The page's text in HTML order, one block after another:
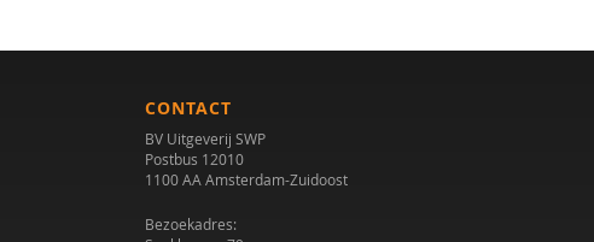
CONTACT
BV Uitgeverij SWP
Postbus 12010
1100 AA Amsterdam-Zuidoost
Bezoekadres: